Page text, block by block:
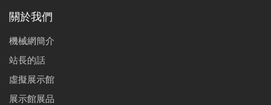
關於我們
機械網簡介
站長的話
虛擬展示館
展示館展品